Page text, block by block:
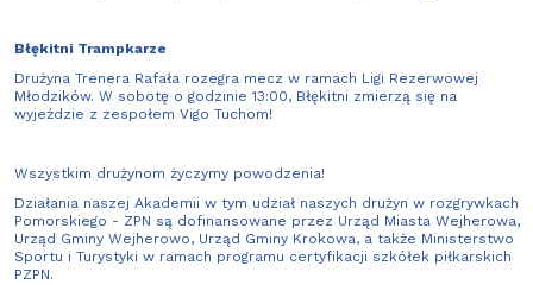
Błękitni Trampkarze
Drużyna Trenera Rafała rozegra mecz w ramach Ligi Rezerwowej
Młodzików. W sobotę o godzinie 13:00, Błękitni zmierzą się na
wyjeździe z zespołem Vigo Tuchom!
Wszystkim drużynom życzymy powodzenia!
Działania naszej Akademii w tym udział naszych drużyn w rozgrywkach
Pomorskiego - ZPN są dofinansowane przez Urząd Miasta Wejherowa,
Urząd Gminy Wejherowo, Urząd Gminy Krokowa, a także Ministerstwo
Sportu i Turystyki w ramach programu certyfikacji szkółek piłkarskich
PZPN.